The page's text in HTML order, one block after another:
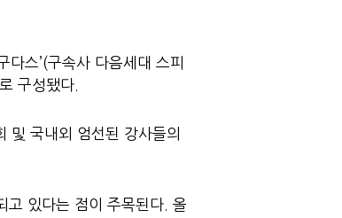
스’(구속사 다음세대 스피
구성됐다.
및 국내외 엄선된 강사들의
고 있다는 점이 주목된다. 올